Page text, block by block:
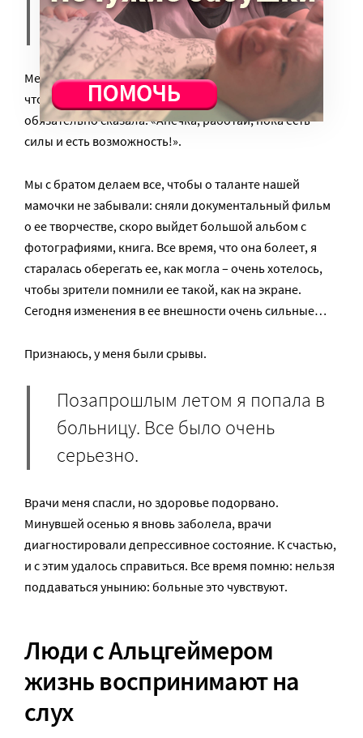
говорят мне. Вовсе нет.
Меня спасает работа, и то, что это та же профессия,
что у мамы. Я знаю, если бы могла, она бы
обязательно сказала: «Анечка, работай, пока есть
силы и есть возможность!».
Мы с братом делаем все, чтобы о таланте нашей
мамочки не забывали: сняли документальный фильм
о ее творчестве, скоро выйдет большой альбом с
фотографиями, книга. Все время, что она болеет, я
старалась оберегать ее, как могла – очень хотелось,
чтобы зрители помнили ее такой, как на экране.
Сегодня изменения в ее внешности очень сильные…
Признаюсь, у меня были срывы.
Позапрошлым летом я попала в
больницу. Все было очень
серьезно.
Врачи меня спасли, но здоровье подорвано.
Минувшей осенью я вновь заболела, врачи
диагностировали депрессивное состояние. К счастью,
и с этим удалось справиться. Все время помню: нельзя
поддаваться унынию: больные это чувствуют.
Люди с Альцгеймером
жизнь воспринимают на
слух